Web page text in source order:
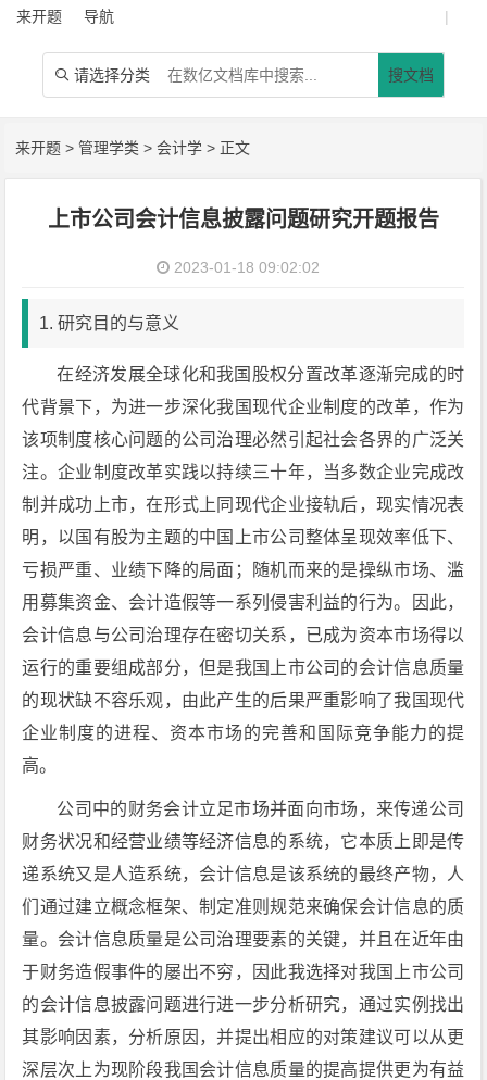
来开题 导航 |
 请选择分类 搜文档
来开题 >管理学类 >会计学 > 正文
上市公司会计信息披露问题研究开题报告
2023-01-18 09:02:02
1. 研究目的与意义
在经济发展全球化和我国股权分置改革逐渐完成的时
代背景下，为进一步深化我国现代企业制度的改革，作为
该项制度核心问题的公司治理必然引起社会各界的广泛关
注。企业制度改革实践以持续三十年，当多数企业完成改
制并成功上市，在形式上同现代企业接轨后，现实情况表
明，以国有股为主题的中国上市公司整体呈现效率低下、
亏损严重、业绩下降的局面；随机而来的是操纵市场、滥
用募集资金、会计造假等一系列侵害利益的行为。因此，
会计信息与公司治理存在密切关系，已成为资本市场得以
运行的重要组成部分，但是我国上市公司的会计信息质量
的现状缺不容乐观，由此产生的后果严重影响了我国现代
企业制度的进程、资本市场的完善和国际竞争能力的提
高。
公司中的财务会计立足市场并面向市场，来传递公司
财务状况和经营业绩等经济信息的系统，它本质上即是传
递系统又是人造系统，会计信息是该系统的最终产物，人
们通过建立概念框架、制定准则规范来确保会计信息的质
量。会计信息质量是公司治理要素的关键，并且在近年由
于财务造假事件的屡出不穷，因此我选择对我国上市公司
的会计信息披露问题进行进一步分析研究，通过实例找出
其影响因素，分析原因，并提出相应的对策建议可以从更
深层次上为现阶段我国会计信息质量的提高提供更为有益